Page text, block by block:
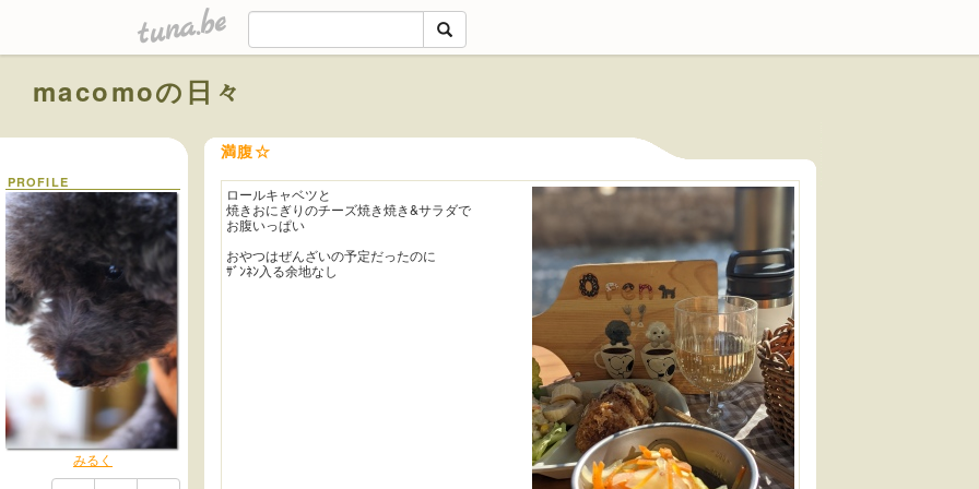
tuna.be
macomoの日々
PROFILE
みるく
満腹☆
ロールキャベツと
焼きおにぎりのチーズ焼き焼き&サラダで
お腹いっぱい
おやつはぜんざいの予定だったのに
ｻﾞﾝﾈﾝ入る余地なし